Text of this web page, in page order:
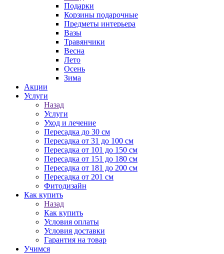
Подарки
Корзины подарочные
Предметы интерьера
Вазы
Травянчики
Весна
Лето
Осень
Зима
Акции
Услуги
Назад
Услуги
Уход и лечение
Пересадка до 30 см
Пересадка от 31 до 100 см
Пересадка от 101 до 150 см
Пересадка от 151 до 180 см
Пересадка от 181 до 200 см
Пересадка от 201 см
Фитодизайн
Как купить
Назад
Как купить
Условия оплаты
Условия доставки
Гарантия на товар
Учимся